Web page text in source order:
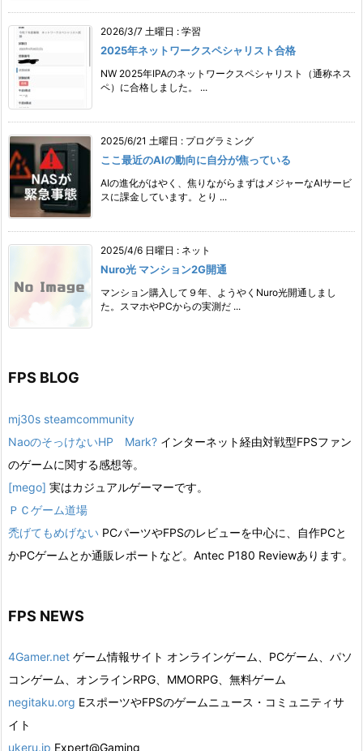
2026/3/7 土曜日 : 学習
2025年ネットワークスペシャリスト合格
NW 2025年IPAのネットワークスペシャリスト（通称ネス
ペ）に合格しました。 ...
2025/6/21 土曜日 : プログラミング
ここ最近のAIの動向に自分が焦っている
AIの進化がはやく、焦りながらまずはメジャーなAIサービ
スに課金しています。とり ...
2025/4/6 日曜日 : ネット
Nuro光 マンション2G開通
マンション購入して９年、ようやくNuro光開通しまし
た。スマホやPCからの実測だ ...
FPS BLOG
mj30s steamcommunity
NaoのそっけないHP Mark? インターネット経由対戦型FPSファン
のゲームに関する感想等。
[mego] 実はカジュアルゲーマーです。
ＰＣゲーム道場
禿げてもめげない PCパーツやFPSのレビューを中心に、自作PCと
かPCゲームとか通販レポートなど。Antec P180 Reviewあります。
FPS NEWS
4Gamer.net ゲーム情報サイト オンラインゲーム、PCゲーム、パソ
コンゲーム、オンラインRPG、MMORPG、無料ゲーム
negitaku.org EスポーツやFPSのゲームニュース・コミュニティサ
イト
ukeru.jp Expert@Gaming